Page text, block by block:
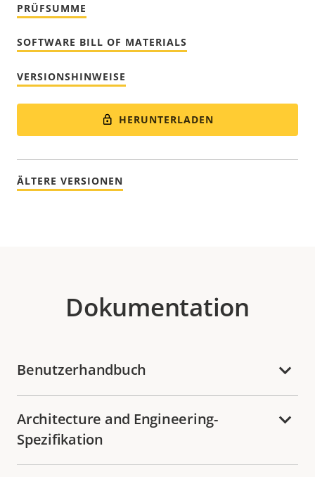
PRÜFSUMME
SOFTWARE BILL OF MATERIALS
VERSIONSHINWEISE
HERUNTERLADEN
ÄLTERE VERSIONEN
Dokumentation
Benutzerhandbuch
Architecture and Engineering-
Spezifikation